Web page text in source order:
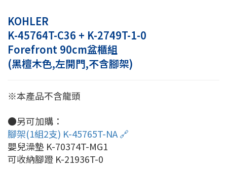
KOHLER
K-45764T-C36 + K-2749T-1-0
Forefront 90cm盆櫃組
(黑檀木色,左開門,不含腳架)
※本產品不含龍頭
●另可加購：
腳架(1組2支) K-45765T-NA 🔗
嬰兒澡墊 K-70374T-MG1
可收納腳蹬 K-21936T-0